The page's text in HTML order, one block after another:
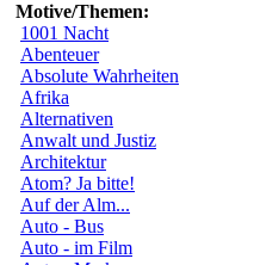
Motive/Themen:
1001 Nacht
Abenteuer
Absolute Wahrheiten
Afrika
Alternativen
Anwalt und Justiz
Architektur
Atom? Ja bitte!
Auf der Alm...
Auto - Bus
Auto - im Film